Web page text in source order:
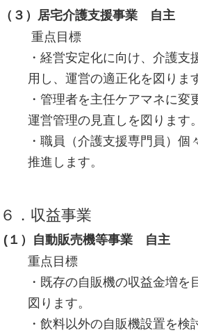
（３）居宅介護支援事業 自主
重点目標
・経営安定化に向け、介護支
用し、運営の適正化を図りま
・管理者を主任ケアマネに変
運営管理の見直しを図ります。
・職員（介護支援専門員）個
推進します。
６．収益事業
(１）自動販売機等事業 自主
重点目標
・既存の自販機の収益金増を
図ります。
・飲料以外の自販機設置を検